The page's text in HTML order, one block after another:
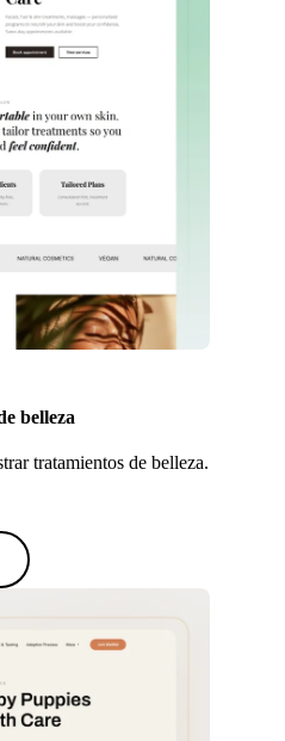
belleza
tratamientos de belleza.